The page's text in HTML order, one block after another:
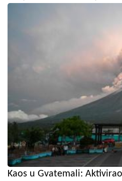
Kaos u Gvatemali: